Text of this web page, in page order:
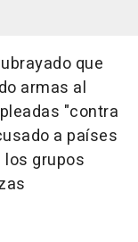
que
armas al
"contra
a países
grupos